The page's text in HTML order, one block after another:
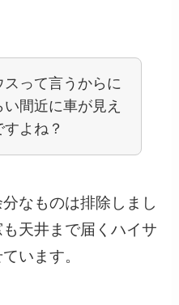
スって言うからに
間近に車が見え
よね？
なものは排除しまし
天井まで届くハイサ
います。